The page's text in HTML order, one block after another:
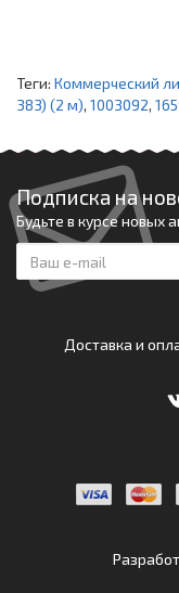
Теги: Коммерческий
383) (2 м), 1003092,
Подписка на
Будьте в курсе новых
Доставка и